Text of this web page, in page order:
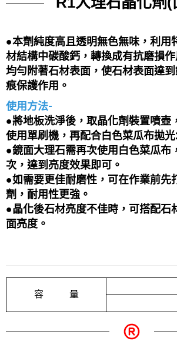
●本劑純度高且透明無色無味，利用
材結構中碳酸鈣，轉換成有抗磨損
均勻附著石材表面，使石材表面達
痕保護作用。
使用方法-
●將地板洗淨後，取晶化劑裝置噴壺
使用單刷機，再配合白色菜瓜布拋
●鏡面大理石需再次使用白色菜瓜布
次，達到亮度效果即可。
●如需要更佳耐磨性，可在作業前先
劑，耐用性更強。
●晶化後石材亮度不佳時，可搭配石
面亮度。
容 量